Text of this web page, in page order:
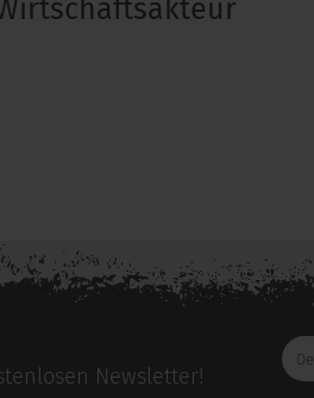
Newsletter!
Deine
E-